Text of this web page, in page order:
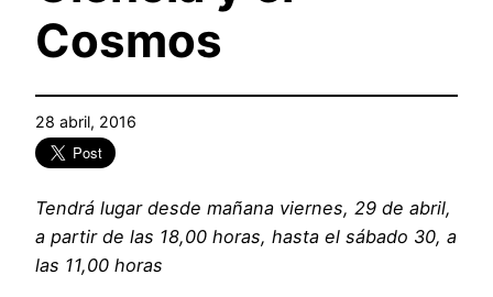
Cosmos
28 abril, 2016
Tendrá lugar desde mañana viernes, 29 de abril,
a partir de las 18,00 horas, hasta el sábado 30, a
las 11,00 horas